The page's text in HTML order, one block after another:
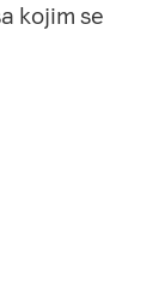
kojim se